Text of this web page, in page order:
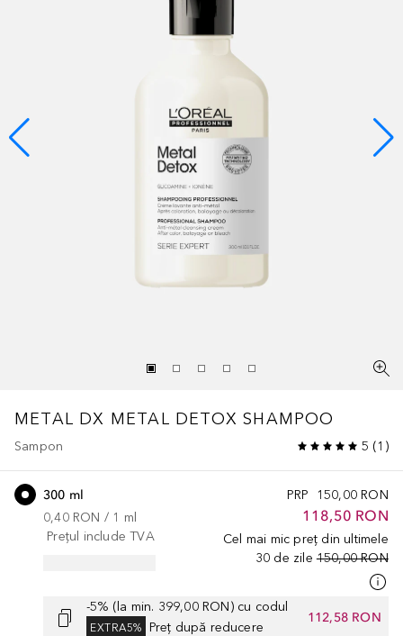
METAL DX METAL DETOX SHAMPOO
Sampon 5 (1 )
PRP 150,00 RON
118,50 RON
Cel mai mic preț din ultimele
30 de zile 150,00 RON
300 ml
0,40 RON / 1 ml
Prețul include TVA
-5% (la min. 399,00 RON) cu codul
EXTRA5% Preț după reducere
112,58 RON